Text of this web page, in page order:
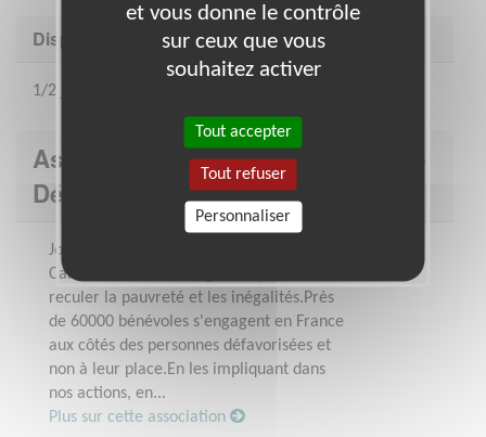
Disponibilité demandée
1/2 journée par semaine (celle que vous souhaitez)
Association : Secours catholique -
Délégation MAINE ET LOIRE
Jour après jour, au Secours Catholique -
Caritas France, nous agissons pour faire
reculer la pauvreté et les inégalités.Près
de 60000 bénévoles s'engagent en France
aux côtés des personnes défavorisées et
non à leur place.En les impliquant dans
nos actions, en...
Plus sur cette association
et vous donne le contrôle
sur ceux que vous
souhaitez activer
Tout accepter
Tout refuser
Personnaliser